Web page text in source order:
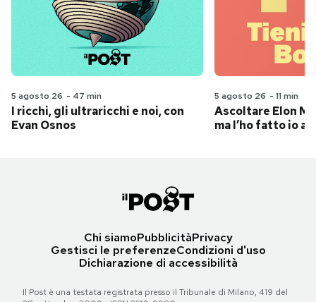
5 agosto 26 - 47 min
I ricchi, gli ultraricchi e noi, con
Evan Osnos
5 agosto 26 - 11 min
Ascoltare Elon
ma l’ho fatto io
Chi siamoPubblicitàPrivacy
Gestisci le preferenzeCondizioni d'uso
Dichiarazione di accessibilità
Il Post è una testata registrata presso il Tribunale di Milano, 419 del